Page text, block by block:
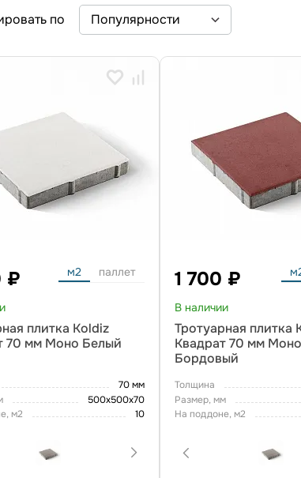
по
₽ м2 паллет
плитка Koldiz
70 мм Моно Белый
70 мм
500х500х70
м2
10
1 700 ₽
В наличии
Тротуарная плитка
Квадрат 70 мм Моно
Бордовый
Толщина
Размер, мм
На поддоне, м2